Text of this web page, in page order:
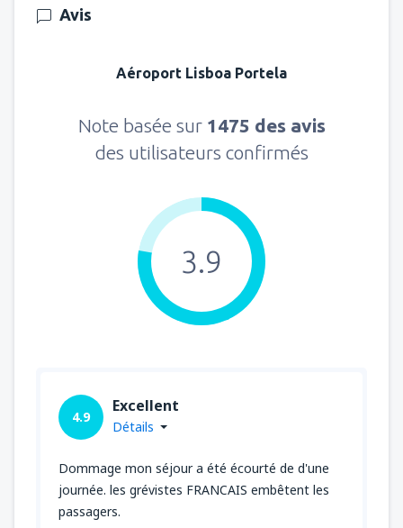
Avis
Aéroport Lisboa Portela
Note basée sur 1475 des avis
des utilisateurs confirmés
3.9
4.9
Excellent
Détails
Dommage mon séjour a été écourté de d'une
journée. les grévistes FRANCAIS embêtent les
passagers.